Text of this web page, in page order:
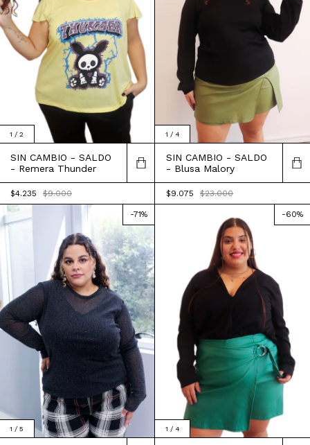
1 / 2
SIN CAMBIO - SALDO
- Remera Thunder
$4.235 $9.000
1 / 4
SIN CAMBIO - SALDO
- Blusa Malory
$9.075 $23.000
1 / 5
-71%
1 / 4
-60%